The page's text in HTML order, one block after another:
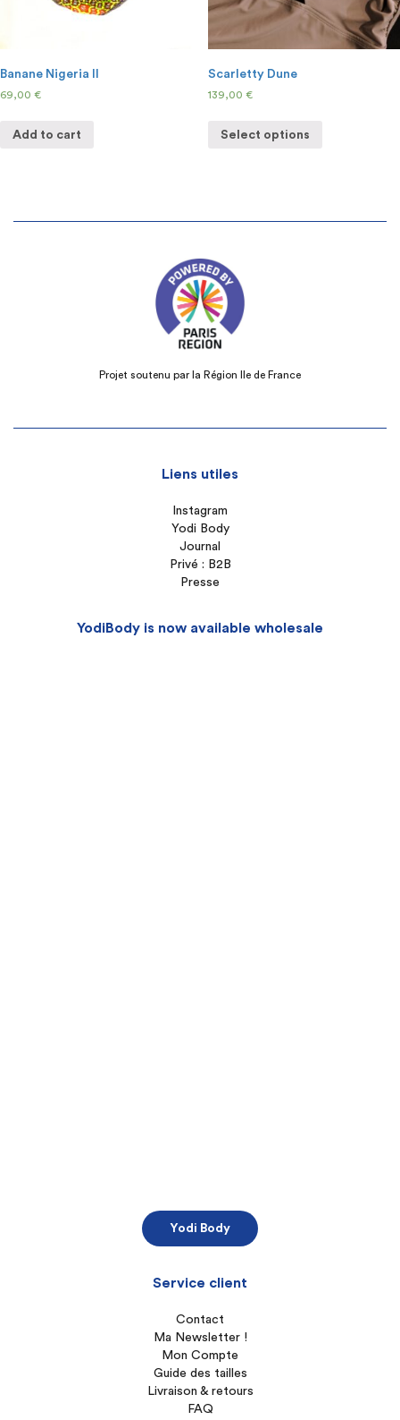
Banane Nigeria II
69,00 €
Add to cart
Scarletty Dune
139,00 €
Select options
Projet soutenu par la Région Ile de France
Liens utiles
Instagram
Yodi Body
Journal
Privé : B2B
Presse
YodiBody is now available wholesale
Yodi Body
Service client
Contact
Ma Newsletter !
Mon Compte
Guide des tailles
Livraison & retours
FAQ